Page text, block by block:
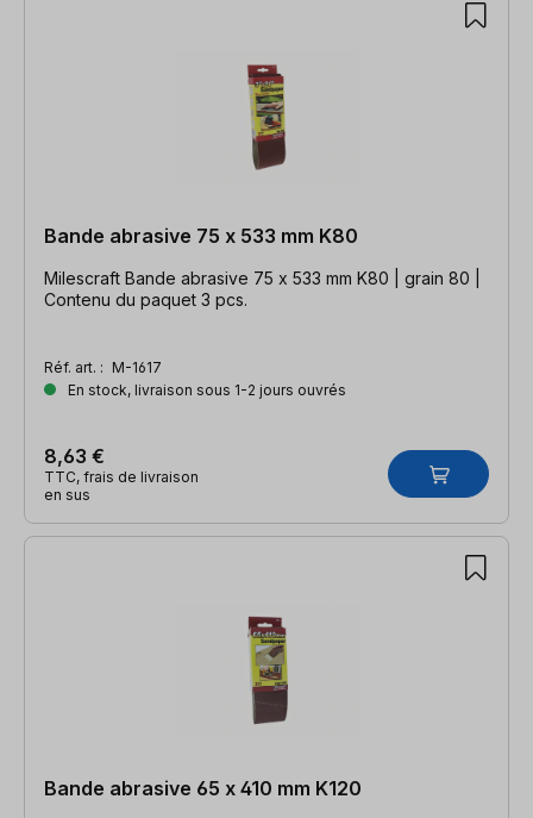
Bande abrasive 75 x 533 mm K80
Milescraft Bande abrasive 75 x 533 mm K80 | grain 80 |
Contenu du paquet 3 pcs.
Réf. art. : M-1617
En stock, livraison sous 1-2 jours ouvrés
8,63 €
TTC, frais de livraison
en sus
Bande abrasive 65 x 410 mm K120